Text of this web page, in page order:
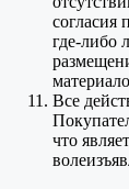
согласия
где-либо
Все
что